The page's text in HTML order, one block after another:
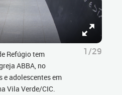
Refúgio tem
ABBA, no
e adolescentes em
Vila Verde/CIC.
1/29